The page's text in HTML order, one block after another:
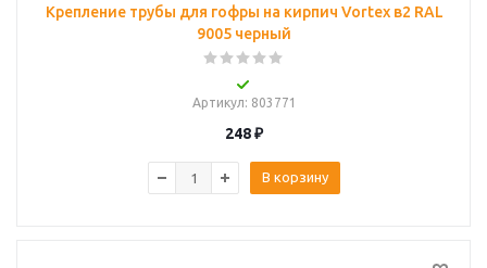
Крепление трубы для гофры на кирпич Vortex в2 RAL
9005 черный
Артикул: 803771
248₽
В корзину